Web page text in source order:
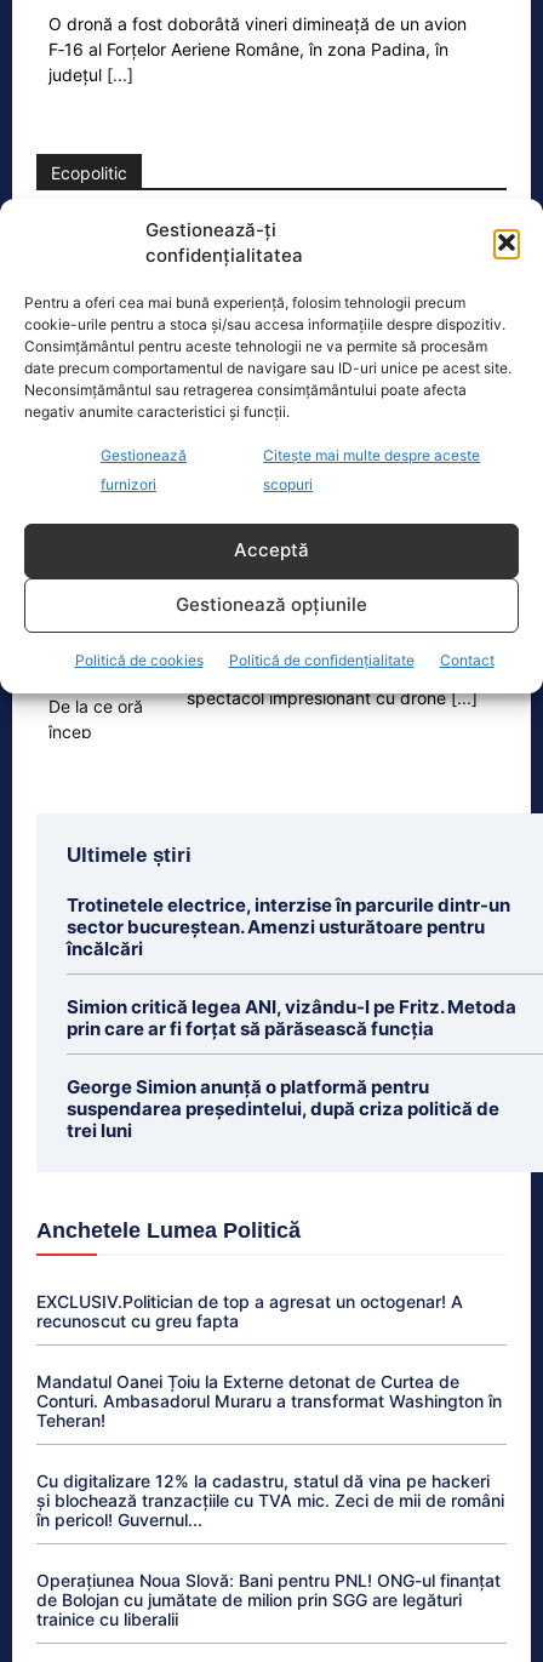
Gestionează-ți
confidențialitatea
Pentru a oferi cea mai bună experiență, folosim tehnologii precum
cookie-urile pentru a stoca și/sau accesa informațiile despre dispozitiv.
Consimțământul pentru aceste tehnologii ne va permite să procesăm
date precum comportamentul de navigare sau ID-uri unice pe acest site.
Neconsimțământul sau retragerea consimțământului poate afecta
negativ anumite caracteristici și funcții.
Gestionează
furnizori
Citește mai multe despre aceste
scopuri
Acceptă
Gestionează opțiunile
Politică de cookies Politică de confidențialitate Contact
O dronă a fost doborâtă vineri dimineață de un avion
F‑16 al Forțelor Aeriene Române, în zona Padina, în
județul [...]
Ecopolitic
Cristoiu: Bolojan, Fritz, Kelemen au tot
interesul să blocheze formarea unui…
Ion Cristoiu a lansat, miercuri seară, în
direct la Realitatea PLUS, un atac dur
la adresa lui Ilie Bolojan și[...]
Zilele Ploieștiului, 7-9 august 2026. De la ce oră încep
Zilele Ploieștiului, organizate în
orașului trei seri de concert, un
spectacol impresionant cu drone[...]
Ultimele știri
Trotinetele electrice, interzise în parcurile dintr-un
sector bucureștean. Amenzi usturătoare pentru
încălcări
Simion critică legea ANI, vizându-l pe Fritz. Metoda
prin care ar fi forțat să părăsească funcția
George Simion anunță o platformă pentru
suspendarea președintelui, după criza politică de
trei luni
Anchetele Lumea Politică
EXCLUSIV.Politician de top a agresat un octogenar! A
recunoscut cu greu fapta
Mandatul Oanei Țoiu la Externe detonat de Curtea de
Conturi. Ambasadorul Muraru a transformat Washington în
Teheran!
Cu digitalizare 12% la cadastru, statul dă vina pe hackeri
și blochează tranzacțiile cu TVA mic. Zeci de mii de români
în pericol! Guvernul...
Operațiunea Noua Slovă: Bani pentru PNL! ONG-ul finanțat
de Bolojan cu jumătate de milion prin SGG are legături
trainice cu liberalii